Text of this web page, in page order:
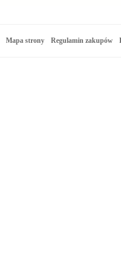
Mapa strony Regulamin zakupów